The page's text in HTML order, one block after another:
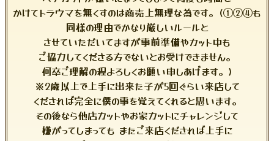
かけてトラウマを無くすのは商売上無理な為です。(①②④も
同様の理由でかなり厳しいルールと
させていただいてますが事前準備やカット中も
ご協力してくださる方でないとお受けできません。
何卒ご理解の程よろしくお願い申しあげます。)
※2歳以上で上手に出来た子が5回ぐらい来店して
くだされば完全に僕の事を覚えてくれると思います。
その後なら他店カットやお家カットにチャレンジして
嫌がってしまっても またご来店くだされば上手に